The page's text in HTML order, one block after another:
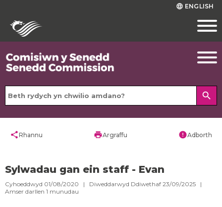
language ENGLISH
search
shareRhannu printArgraffu errorAdborth
Sylwadau gan ein staff - Evan
Cyhoeddwyd 01/08/2020 | Diweddarwyd Ddiwethaf 23/09/2025 |
Amser darllen 1 munudau